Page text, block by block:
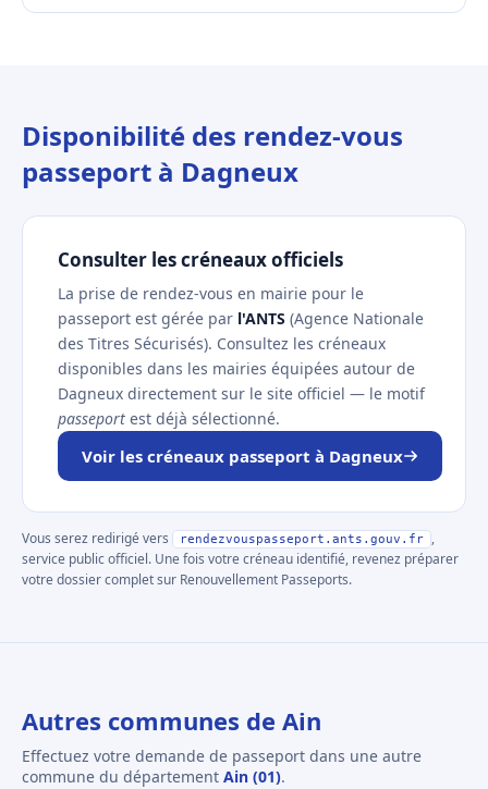
Disponibilité des rendez-vous
passeport à Dagneux
Consulter les créneaux officiels
La prise de rendez-vous en mairie pour le
passeport est gérée par l'ANTS (Agence Nationale
des Titres Sécurisés). Consultez les créneaux
disponibles dans les mairies équipées autour de
Dagneux directement sur le site officiel — le motif
passeport est déjà sélectionné.
Voir les créneaux passeport à Dagneux
Vous serez redirigé vers rendezvouspasseport.ants.gouv.fr
,
service public officiel. Une fois votre créneau identifié, revenez préparer
votre dossier complet sur Renouvellement Passeports.
Autres communes de Ain
Effectuez votre demande de passeport dans une autre
commune du département Ain (01).